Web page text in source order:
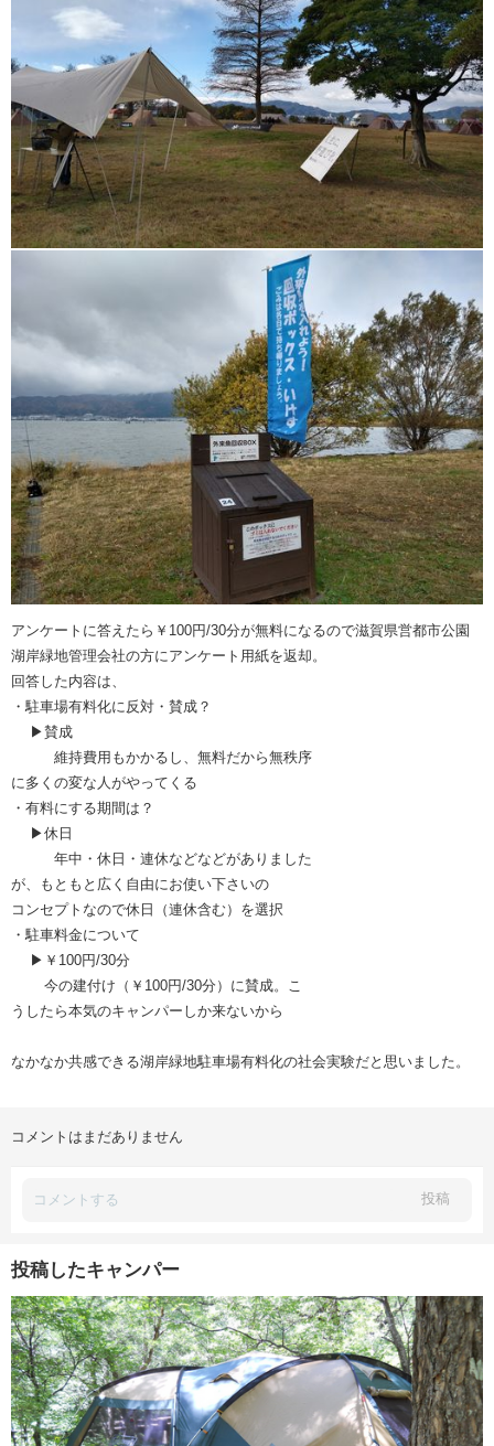
アンケートに答えたら￥100円/30分が無料になるので滋賀県営都市公園
湖岸緑地管理会社の方にアンケート用紙を返却。
回答した内容は、
・駐車場有料化に反対・賛成？
▶賛成
維持費用もかかるし、無料だから無秩序
に多くの変な人がやってくる
・有料にする期間は？
▶休日
年中・休日・連休などなどがありました
が、もともと広く自由にお使い下さいの
コンセプトなので休日（連休含む）を選択
・駐車料金について
▶￥100円/30分
今の建付け（￥100円/30分）に賛成。こ
うしたら本気のキャンパーしか来ないから
なかなか共感できる湖岸緑地駐車場有料化の社会実験だと思いました。
コメントはまだありません
投稿
投稿したキャンパー